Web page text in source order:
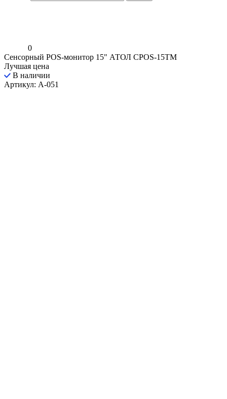
0
Сенсорный POS-монитор 15" АТОЛ CPOS-15TM
Лучшая цена
В наличии
Артикул: A-051